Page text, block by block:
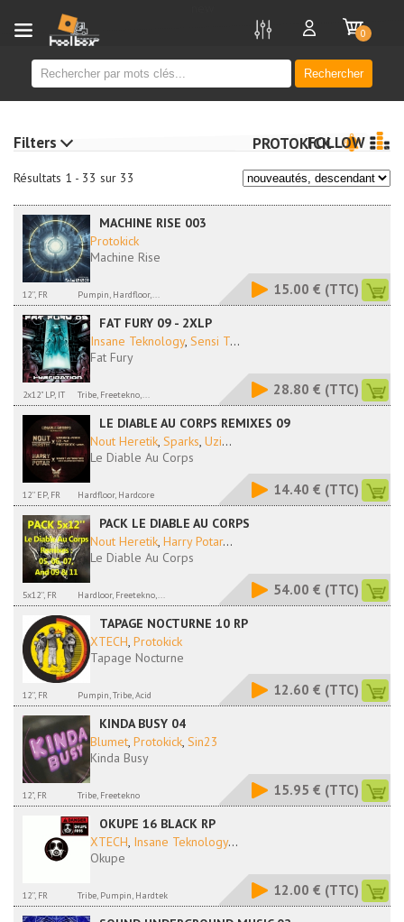
Rechercher
0
Résultats 1 - 33 sur 33
PROTOKICKFOLLOW
MACHINE RISE 003
Protokick
Machine Rise
12'', FR Pumpin, Hardfloor,... 15.00 € (TTC)
FAT FURY 09 - 2XLP
Insane Teknology, Sensi T...
Fat Fury
2x12" LP, IT Tribe, Freetekno,... 28.80 € (TTC)
LE DIABLE AU CORPS REMIXES 09
Nout Heretik, Sparks, Uzi...
Le Diable Au Corps
12'' EP, FR Hardfloor, Hardcore 14.40 € (TTC)
PACK LE DIABLE AU CORPS
Nout Heretik, Harry Potar...
Le Diable Au Corps
5x12'', FR Hardloor, Freetekno,... 54.00 € (TTC)
TAPAGE NOCTURNE 10 RP
XTECH, Protokick
Tapage Nocturne
12'', FR Pumpin, Tribe, Acid 12.60 € (TTC)
KINDA BUSY 04
Blumet, Protokick, Sin23
Kinda Busy
12", FR Tribe, Freetekno 15.95 € (TTC)
OKUPE 16 BLACK RP
XTECH, Insane Teknology...
Okupe
12'', FR Tribe, Pumpin, Hardtek 12.00 € (TTC)
Filters